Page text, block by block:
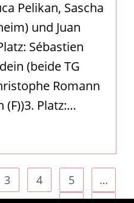
Pelikan, Sascha
und Juan
Sébastien
(beide TG
Romann
(F))3. Platz:…
3 4 5
…